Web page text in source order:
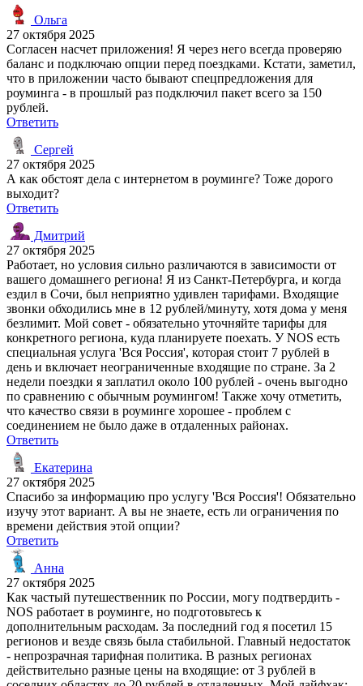
Ольга
27 октября 2025
Согласен насчет приложения! Я через него всегда проверяю
баланс и подключаю опции перед поездками. Кстати, заметил,
что в приложении часто бывают спецпредложения для
роуминга - в прошлый раз подключил пакет всего за 150
рублей.
Ответить
Сергей
27 октября 2025
А как обстоят дела с интернетом в роуминге? Тоже дорого
выходит?
Ответить
Дмитрий
27 октября 2025
Работает, но условия сильно различаются в зависимости от
вашего домашнего региона! Я из Санкт-Петербурга, и когда
ездил в Сочи, был неприятно удивлен тарифами. Входящие
звонки обходились мне в 12 рублей/минуту, хотя дома у меня
безлимит. Мой совет - обязательно уточняйте тарифы для
конкретного региона, куда планируете поехать. У NOS есть
специальная услуга 'Вся Россия', которая стоит 7 рублей в
день и включает неограниченные входящие по стране. За 2
недели поездки я заплатил около 100 рублей - очень выгодно
по сравнению с обычным роумингом! Также хочу отметить,
что качество связи в роуминге хорошее - проблем с
соединением не было даже в отдаленных районах.
Ответить
Екатерина
27 октября 2025
Спасибо за информацию про услугу 'Вся Россия'! Обязательно
изучу этот вариант. А вы не знаете, есть ли ограничения по
времени действия этой опции?
Ответить
Анна
27 октября 2025
Как частый путешественник по России, могу подтвердить -
NOS работает в роуминге, но подготовьтесь к
дополнительным расходам. За последний год я посетил 15
регионов и везде связь была стабильной. Главный недостаток
- непрозрачная тарифная политика. В разных регионах
действительно разные цены на входящие: от 3 рублей в